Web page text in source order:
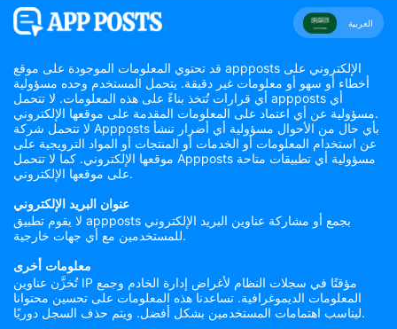
العربية
قد تحتوي المعلومات الموجودة على موقع appposts الإلكتروني على
أخطاء أو سهو أو معلومات غير دقيقة. يتحمل المستخدم وحده مسؤولية
أي قرارات تُتخذ بناءً على هذه المعلومات. لا تتحمل appposts أي
مسؤولية عن أي اعتماد على المعلومات المقدمة على موقعها الإلكتروني.
لا تتحمل شركة Appposts بأي حال من الأحوال مسؤولية أي أضرار تنشأ
عن استخدام المعلومات أو الخدمات أو المنتجات أو المواد الترويجية على
موقعها الإلكتروني. كما لا تتحمل Appposts مسؤولية أي تطبيقات متاحة
على موقعها الإلكتروني.
عنوان البريد الإلكتروني
لا يقوم تطبيق appposts بجمع أو مشاركة عناوين البريد الإلكتروني
للمستخدمين مع أي جهات خارجية.
معلومات أخرى
تُخزَّن عناوين IP مؤقتًا في سجلات النظام لأغراض إدارة الخادم وجمع
المعلومات الديموغرافية. تساعدنا هذه المعلومات على تحسين محتوانا
ليناسب اهتمامات المستخدمين بشكل أفضل. ويتم حذف السجل دوريًا.